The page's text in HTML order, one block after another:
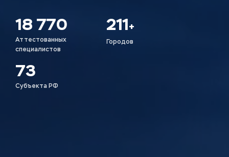
18 770
Аттестованных
специалистов
211+
Городов
73
Субъекта РФ